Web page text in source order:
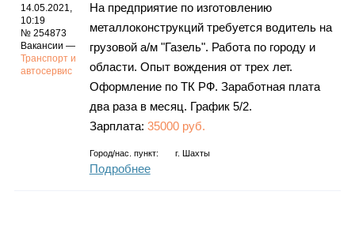
14.05.2021,
10:19
№ 254873
Вакансии —
Транспорт и
автосервис
На предприятие по изготовлению
металлоконструкций требуется водитель на
грузовой а/м "Газель". Работа по городу и
области. Опыт вождения от трех лет.
Оформление по ТК РФ. Заработная плата
два раза в месяц. График 5/2.
Зарплата: 35000 руб.
Город/нас. пункт: г. Шахты
Подробнее